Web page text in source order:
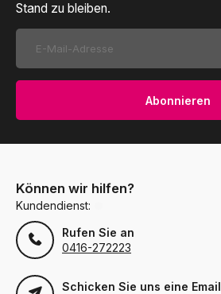
Stand zu bleiben.
Abonnieren
Können wir hilfen?
Kundendienst:
Rufen Sie an
0416-272223
Schicken Sie uns eine Email